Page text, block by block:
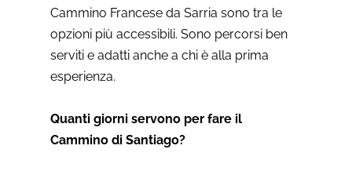
Cammino Francese da Sarria sono tra le
opzioni più accessibili. Sono percorsi ben
serviti e adatti anche a chi è alla prima
esperienza.
Quanti giorni servono per fare il
Cammino di Santiago?